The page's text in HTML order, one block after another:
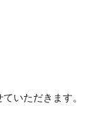
いただきます。